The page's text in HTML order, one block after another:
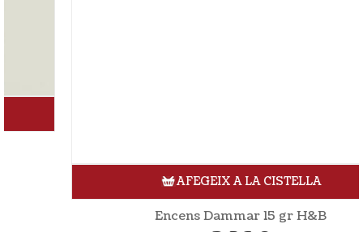
AFEGEIX A LA CISTELLA
Encens Dammar 15 gr H&B